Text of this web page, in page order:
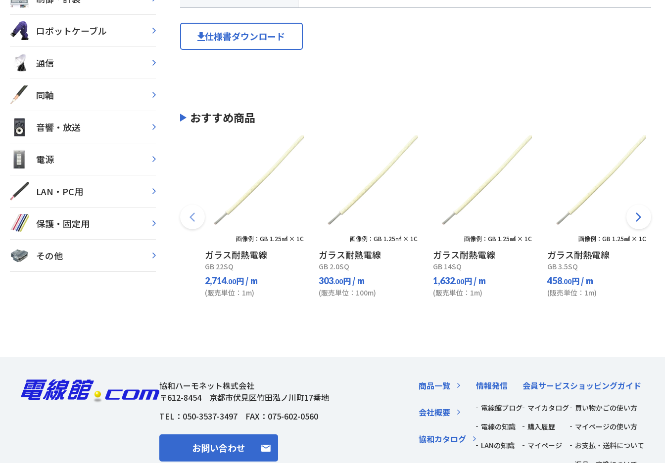
ロボットケーブル
通信
同軸
音響・放送
電源
LAN・PC用
保護・固定用
その他
仕様書ダウンロード
おすすめ商品
画像例：GB 1.25㎟ × 1C
ガラス耐熱電線
GB 22SQ
2,714.00円/ m
(販売単位：1m)
画像例：GB 1.25㎟ × 1C
ガラス耐熱電線
GB 2.0SQ
303.00円/ m
(販売単位：100m)
画像例：GB 1.25㎟ × 1C
ガラス耐熱電線
GB 14SQ
1,632.00円/ m
(販売単位：1m)
画像例：GB 1.25㎟ × 1C
ガラス耐熱電線
GB 3.5SQ
458.00円/ m
(販売単位：1m)
協和ハーモネット株式会社
〒612-8454 京都市伏見区竹田泓ノ川町17番地
TEL： 050-3537-3497 FAX：075-602-0560
お問い合わせ
商品一覧
会社概要
協和カタログ
情報発信
電線館ブログ
電線の知識
LANの知識
会員サービス
マイカタログ
購入履歴
マイページ
ショッピングガイド
買い物かごの使い方
マイページの使い方
お支払・送料について